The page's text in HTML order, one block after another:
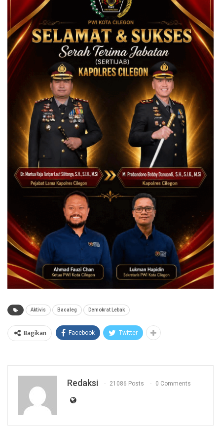
Aktivis Bacaleg Demokrat Lebak
Bagikan Facebook Twitter
Redaksi 21086 Posts 0 Comments